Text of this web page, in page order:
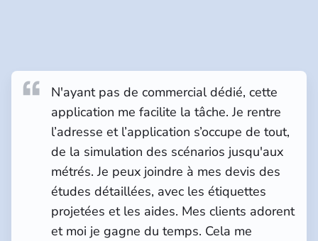
N'ayant pas de commercial dédié, cette
application me facilite la tâche. Je rentre
l’adresse et l’application s’occupe de tout,
de la simulation des scénarios jusqu'aux
métrés. Je peux joindre à mes devis des
études détaillées, avec les étiquettes
projetées et les aides. Mes clients adorent
et moi je gagne du temps. Cela me